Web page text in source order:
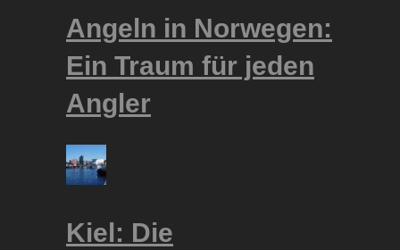
Angeln in Norwegen:
Ein Traum für jeden
Angler
Kiel: Die